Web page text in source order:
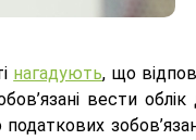
нагадують, що
вести